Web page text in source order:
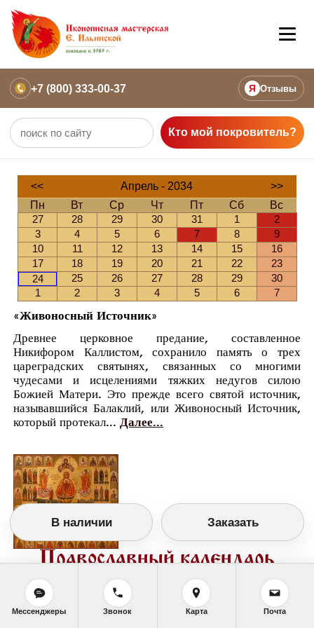
+7 (800) 333-00-37 Я Отзывы
Кто мой покровитель?
<< Апрель - 2034
>>
Пн
Вт Ср Чт Пт Сб
Вс
27
28 29 30 31 1
2
3
4 5 6 7 8
9
10
11 12 13 14 15
16
17
18 19 20 21 22
23
24
25 26 27 28 29
30
1
2 3 4 5 6 7
«Живоносный Источник»
Древнее церковное предание, составленное
Никифором Каллистом, сохранило память о трех
цареградских святынях, связанных со многими
чудесами и исцелениями тяжких недугов силою
Божией Матери. Это прежде всего святой источник,
называвшийся Балаклий, или Живоносный Источник,
который протекал... Далее...
Православный календарь
<<Понедельник, 24 Апреля (11 Апреля по
старому стилю)>>
В наличии Заказать
Мессенджеры Звонок Карта Почта